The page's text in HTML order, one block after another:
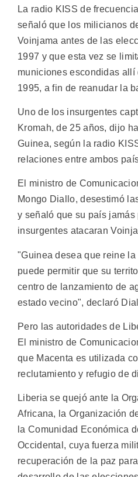
La radio KISS de
señaló que los milicianos
Voinjama antes de las
1997 y que esta vez se
municiones escondidas allí
1995, a fin de reanudar la
Uno de los insurgentes
Kromah, de 25 años, dijo
Guinea, según la radio
relaciones entre ambos
El ministro de
Mongo Diallo, desestimó
y señaló que su país
insurgentes atacaran
"Guinea desea que reine
puede permitir que su
centro de lanzamiento de
estado vecino", declaró
Pero las autoridades de
El ministro de
que Macenta es utilizada
reclutamiento y refugio de
Liberia se quejó ante la
Africana, la Organización
la Comunidad Económica
Occidental, cuya fuerza
recuperación de la paz